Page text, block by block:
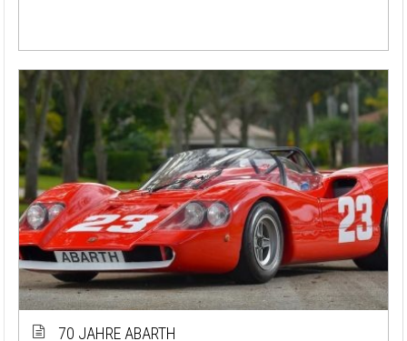
70 JAHRE ABARTH